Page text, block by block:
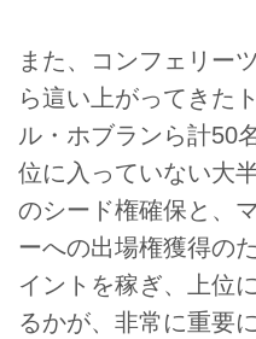
また、コンフェリー
ら這い上がってきた
ル・ホブランら計50
位に入っていない大
のシード権確保と、
ーへの出場権獲得の
イントを稼ぎ、上位
るかが、非常に重要